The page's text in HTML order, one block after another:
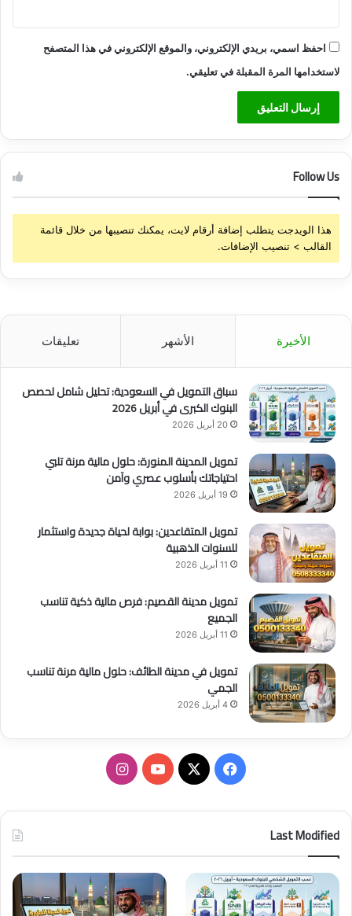
احفظ اسمي، بريدي الإلكتروني، والموقع الإلكتروني في هذا المتصفح
لاستخدامها المرة المقبلة في تعليقي.
Follow Us
هذا الويدجت يتطلب إضافة أرقام لايت، يمكنك تنصيبها من خلال قائمة
القالب > تنصيب الإضافات.
الأخيرة الأشهر تعليقات
سباق التمويل في السعودية: تحليل شامل لحصص
البنوك الكبرى في أبريل 2026
20 أبريل 2026
تمويل المدينة المنورة: حلول مالية مرنة تلبي
احتياجاتك بأسلوب عصري وآمن
19 أبريل 2026
تمويل المتقاعدين: بوابة لحياة جديدة واستثمار
للسنوات الذهبية
11 أبريل 2026
تمويل مدينة القصيم: فرص مالية ذكية تناسب
الجميع
11 أبريل 2026
تمويل في مدينة الطائف: حلول مالية مرنة تناسب
الجمي
4 أبريل 2026
ب
u
T
ت
ق
Last Modified